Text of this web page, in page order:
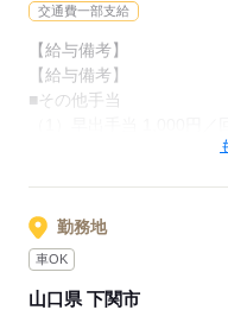
交通費一部支給
【給与備考】
【給与備考】
■その他手当
（2）遅出手当 800円／回
■家族手当あり
扶養配偶者 7,000円／月
第一子 10,000円／月
勤務地
車OK
山口県 下関市